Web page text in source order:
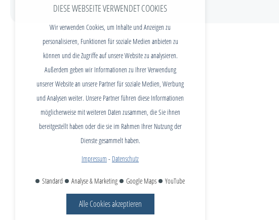
DIESE WEBSEITE VERWENDET COOKIES
Wir verwenden Cookies, um Inhalte und Anzeigen zu
personalisieren, Funktionen für soziale Medien anbieten zu
können und die Zugriffe auf unsere Website zu analysieren.
Außerdem geben wir Informationen zu Ihrer Verwendung
unserer Website an unsere Partner für soziale Medien, Werbung
und Analysen weiter. Unsere Partner führen diese Informationen
möglicherweise mit weiteren Daten zusammen, die Sie ihnen
bereitgestellt haben oder die sie im Rahmen Ihrer Nutzung der
Dienste gesammelt haben.
Impressum - Datenschutz
Standard Analyse & Marketing Google Maps YouTube
Alle Cookies akzeptieren